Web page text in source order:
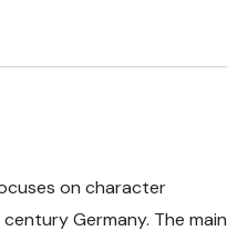
on character
Germany. The main